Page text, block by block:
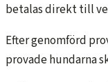
betalas direkt till
Efter genomförd
provade hundarna